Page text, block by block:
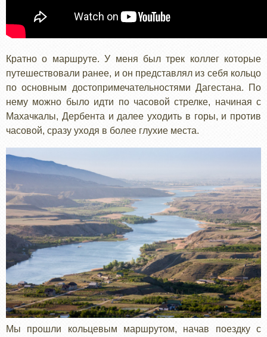
Кратно о маршруте. У меня был трек коллег которые
путешествовали ранее, и он представлял из себя кольцо
по основным достопримечательностями Дагестана. По
нему можно было идти по часовой стрелке, начиная с
Махачкалы, Дербента и далее уходить в горы, и против
часовой, сразу уходя в более глухие места.
Мы прошли кольцевым маршрутом, начав поездку с